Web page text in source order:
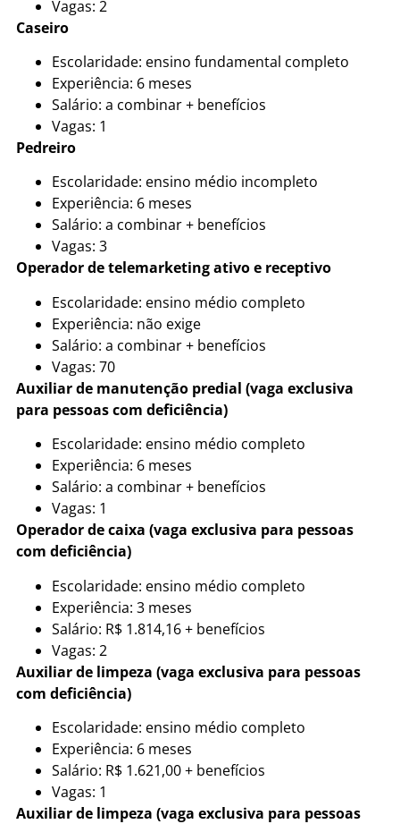
Vagas: 2
Caseiro
Escolaridade: ensino fundamental completo
Experiência: 6 meses
Salário: a combinar + benefícios
Vagas: 1
Pedreiro
Escolaridade: ensino médio incompleto
Experiência: 6 meses
Salário: a combinar + benefícios
Vagas: 3
Operador de telemarketing ativo e receptivo
Escolaridade: ensino médio completo
Experiência: não exige
Salário: a combinar + benefícios
Vagas: 70
Auxiliar de manutenção predial (vaga exclusiva
para pessoas com deficiência)
Escolaridade: ensino médio completo
Experiência: 6 meses
Salário: a combinar + benefícios
Vagas: 1
Operador de caixa (vaga exclusiva para pessoas
com deficiência)
Escolaridade: ensino médio completo
Experiência: 3 meses
Salário: R$ 1.814,16 + benefícios
Vagas: 2
Auxiliar de limpeza (vaga exclusiva para pessoas
com deficiência)
Escolaridade: ensino médio completo
Experiência: 6 meses
Salário: R$ 1.621,00 + benefícios
Vagas: 1
Auxiliar de limpeza (vaga exclusiva para pessoas